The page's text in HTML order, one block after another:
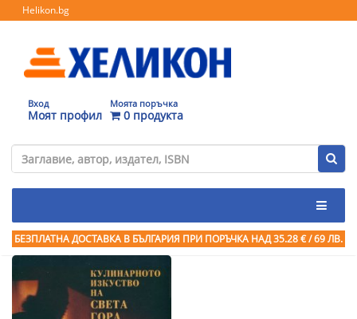
Helikon.bg
Вход
Моят профил
Моята поръчка
0 продукта
БЕЗПЛАТНА ДОСТАВКА В БЪЛГАРИЯ ПРИ ПОРЪЧКА НАД 35.28 € / 69 ЛВ.